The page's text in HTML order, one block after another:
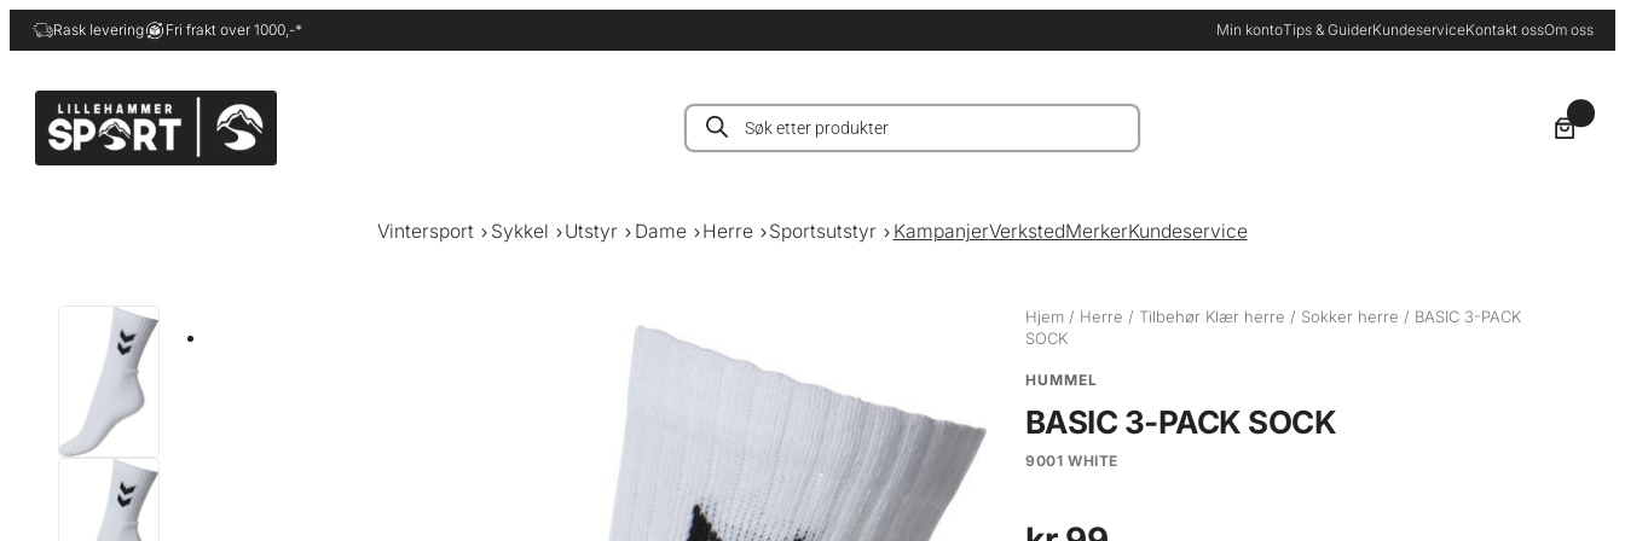
Hopp
til
Rask levering Fri frakt over 1000,-* Min kontoTips & GuiderKundeserviceKontakt ossOm oss
Products
search
Vintersport Sykkel Utstyr Dame Herre Sportsutstyr KampanjerVerkstedMerkerKundeservice
Hjem / Herre / Tilbehør Klær herre / Sokker herre / BASIC 3-PACK
SOCK
HUMMEL
BASIC 3-PACK SOCK
9001 WHITE